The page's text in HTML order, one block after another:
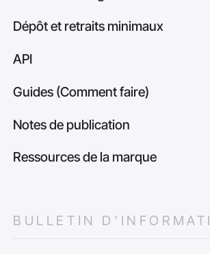
Dépôt et retraits minimaux
API
Guides (Comment faire)
Notes de publication
Ressources de la marque
BULLETIN